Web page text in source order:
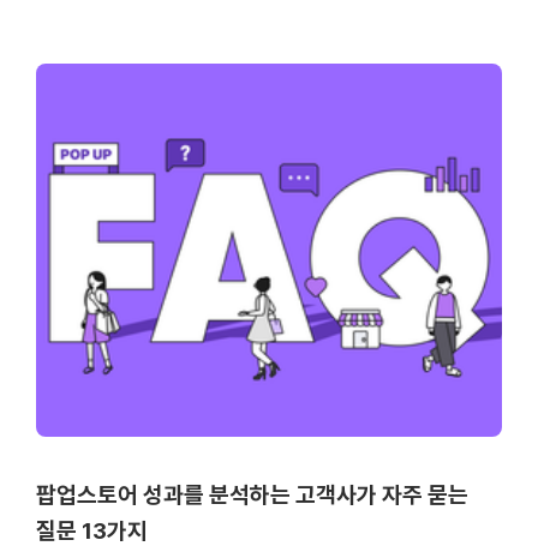
팝업스토어 성과를 분석하는 고객사가 자주 묻는
질문 13가지